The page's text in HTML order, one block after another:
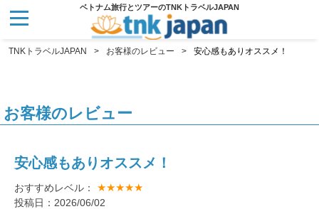
ベトナム旅行とツアーのTNKトラベルJAPAN
TNKトラベルJAPAN お客様のレビュー 安心感もありオススメ！
お客様のレビュー
安心感もありオススメ！
おすすめレベル： ★★★★★
投稿日：2026/06/02